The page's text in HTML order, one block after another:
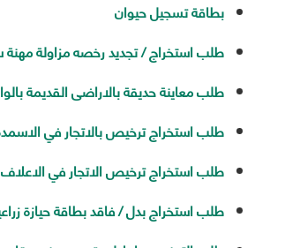
بطاقة تسجيل حيوان
طلب استخراج / تجديد رخصه مزاولة مهنة
طلب معاينة حديقة بالاراضى القديمة
طلب استخراج ترخيص بالاتجار في
طلب استخراج ترخيص الاتجار في
طلب استخراج بدل / فاقد بطاقة حيازة